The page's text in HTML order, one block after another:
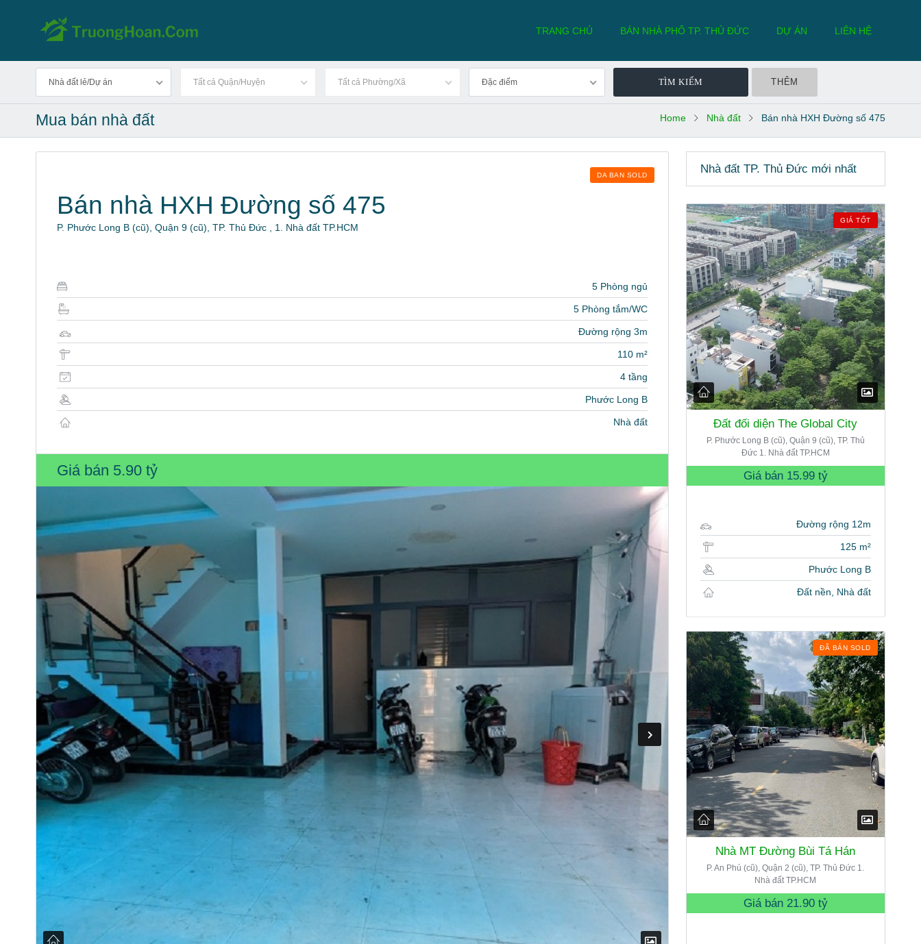
TRANG CHỦ BÁN NHÀ PHỐ TP. THỦ ĐỨC DỰ ÁN LIÊN HỆ
Nhà đất lẻ/Dự án Tất cả Quận/Huyện Tất cả Phường/Xã Đặc điểm THÊM
Mua bán nhà đất Home Nhà đất Bán nhà HXH Đường số 475
DA BAN SOLD
Bán nhà HXH Đường số 475
P. Phước Long B (cũ), Quận 9 (cũ), TP. Thủ Đức , 1. Nhà đất TP.HCM
5 Phòng ngủ
5 Phòng tắm/WC
Đường rộng 3m
110 m²
4 tầng
Phước Long B
Nhà đất
Giá bán 5.90 tỷ
Nhà đất TP. Thủ Đức mới nhất
GIÁ TỐT
Đất đối diện The Global City
P. Phước Long B (cũ), Quận 9 (cũ), TP. Thủ
Đức 1. Nhà đất TP.HCM
Giá bán 15.99 tỷ
Đường rộng 12m
125 m²
Phước Long B
Đất nền, Nhà đất
ĐÃ BÁN SOLD
Nhà MT Đường Bùi Tá Hán
P. An Phú (cũ), Quận 2 (cũ), TP. Thủ Đức 1.
Nhà đất TP.HCM
Giá bán 21.90 tỷ